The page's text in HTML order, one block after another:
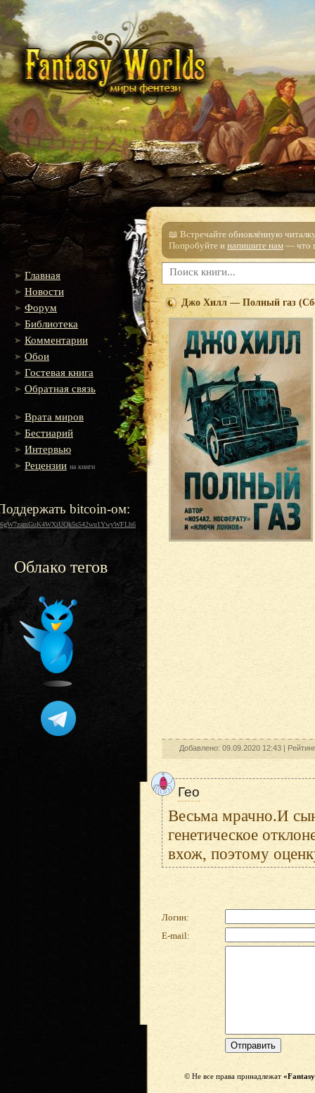
Главная
Новости
Форум
Библиотека
Комментарии
Обои
Гостевая книга
Обратная связь
Врата миров
Бестиарий
Интервью
Рецензии на книги
bitcoin-ом:
Облако тегов
📖 Встречайте обновлённую
Попробуйте и напишите нам — что
Джо Хилл — Полный газ
Добавлено: 09.09.2020 12:43 |
Гео
Весьма мрачно.И
генетическое
вхож, поэтому
Логин:
E-mail:
© Не все права принадлежат